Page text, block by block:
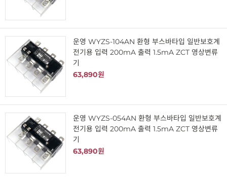
운영 WYZS-104AN 환형 부스바타입 일반보호계
전기용 입력 200mA 출력 1.5mA ZCT 영상변류
기
63,890원
운영 WYZS-054AN 환형 부스바타입 일반보호계
전기용 입력 200mA 출력 1.5mA ZCT 영상변류
기
63,890원